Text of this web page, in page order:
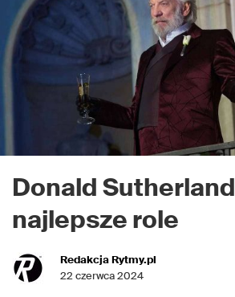
Donald Sutherland
najlepsze role
Redakcja Rytmy.pl
22 czerwca 2024